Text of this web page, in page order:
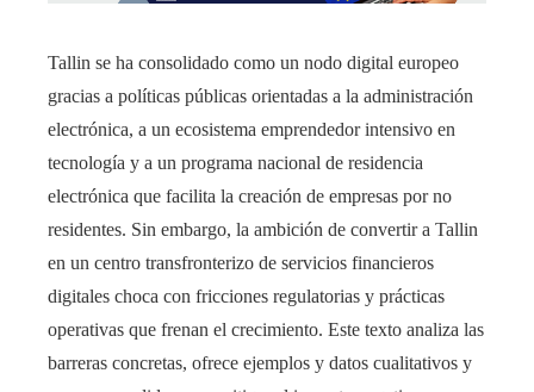
Tallin se ha consolidado como un nodo digital europeo
gracias a políticas públicas orientadas a la administración
electrónica, a un ecosistema emprendedor intensivo en
tecnología y a un programa nacional de residencia
electrónica que facilita la creación de empresas por no
residentes. Sin embargo, la ambición de convertir a Tallin
en un centro transfronterizo de servicios financieros
digitales choca con fricciones regulatorias y prácticas
operativas que frenan el crecimiento. Este texto analiza las
barreras concretas, ofrece ejemplos y datos cualitativos y